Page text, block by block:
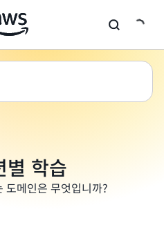
별 학습
도메인은 무엇입니까?
하기